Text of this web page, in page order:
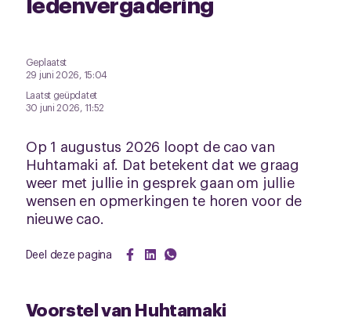
Geplaatst
29 juni 2026, 15:04
Laatst geüpdatet
30 juni 2026, 11:52
Op 1 augustus 2026 loopt de cao van
Huhtamaki af. Dat betekent dat we graag
weer met jullie in gesprek gaan om jullie
wensen en opmerkingen te horen voor de
nieuwe cao.
Deel deze pagina
Voorstel van Huhtamaki